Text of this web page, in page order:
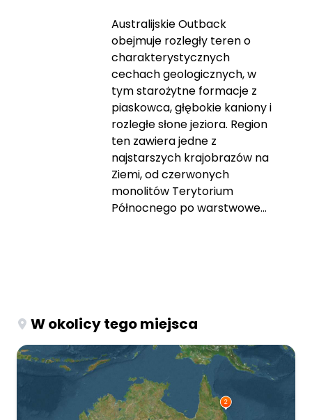
Australijskie Outback
obejmuje rozległy teren o
charakterystycznych
cechach geologicznych, w
tym starożytne formacje z
piaskowca, głębokie kaniony i
rozległe słone jeziora. Region
ten zawiera jedne z
najstarszych krajobrazów na
Ziemi, od czerwonych
monolitów Terytorium
Północnego po warstwowe...
W okolicy tego miejsca